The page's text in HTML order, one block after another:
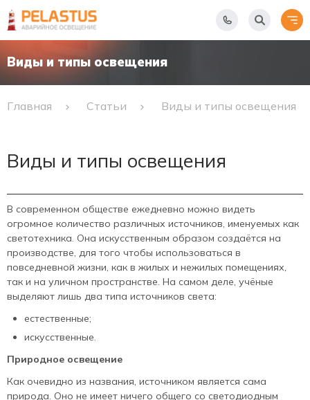
Виды и типы освещения
Главная Статьи Виды и типы освещения
Виды и типы освещения
В современном обществе ежедневно можно видеть
огромное количество различных источников, именуемых как
светотехника. Она искусственным образом создаётся на
производстве, для того чтобы использоваться в
повседневной жизни, как в жилых и нежилых помещениях,
так и на уличном пространстве. На самом деле, учёные
выделяют лишь два типа источников света:
естественные;
искусственные.
Природное освещение
Как очевидно из названия, источником является сама
природа. Оно не имеет ничего общего со светодиодным